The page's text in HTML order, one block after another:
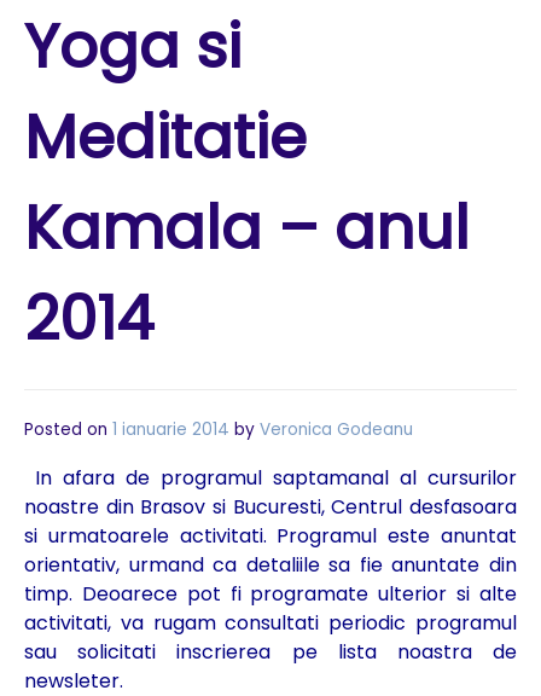
Yoga si
Meditatie
Kamala – anul
2014
Posted on 1 ianuarie 2014 by Veronica Godeanu
In afara de programul saptamanal al cursurilor
noastre din Brasov si Bucuresti, Centrul desfasoara
si urmatoarele activitati. Programul este anuntat
orientativ, urmand ca detaliile sa fie anuntate din
timp. Deoarece pot fi programate ulterior si alte
activitati, va rugam consultati periodic programul
sau solicitati inscrierea pe lista noastra de
newsleter.